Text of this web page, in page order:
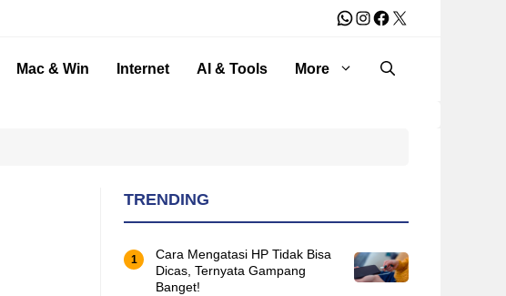
WhatsApp
Instagram
Facebook
X
Mac & Win Internet AI & Tools More
TRENDING
Cara Mengatasi HP Tidak Bisa
Dicas, Ternyata Gampang
Banget!